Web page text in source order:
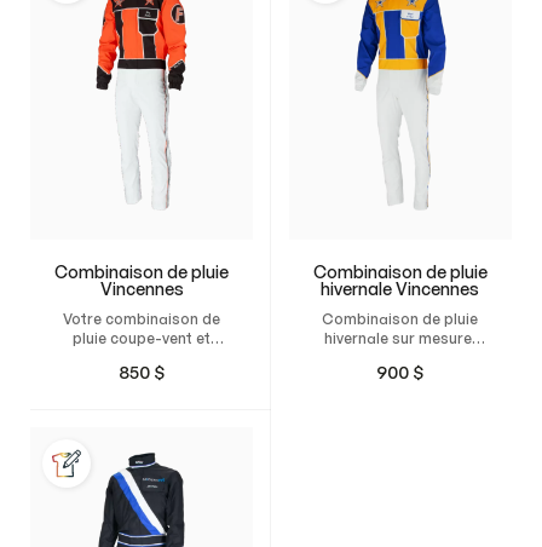
Combinaison de pluie
Vincennes
Votre combinaison de
pluie coupe-vent et
personnalisée et sur
850 $
Combinaison de pluie
hivernale Vincennes
Combinaison de pluie
hivernale sur mesure,
imperméable, pour les
900 $